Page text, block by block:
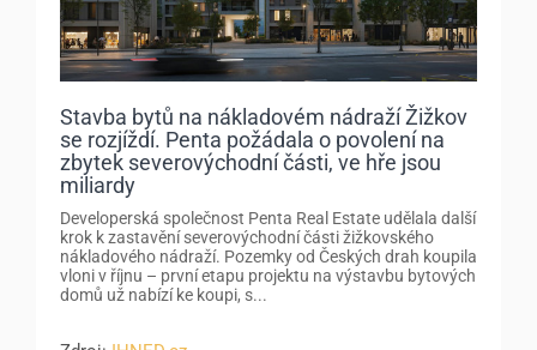
Stavba bytů na nákladovém nádraží Žižkov
se rozjíždí. Penta požádala o povolení na
zbytek severovýchodní části, ve hře jsou
miliardy
Developerská společnost Penta Real Estate udělala další
krok k zastavění severovýchodní části žižkovského
nákladového nádraží. Pozemky od Českých drah koupila
vloni v říjnu – první etapu projektu na výstavbu bytových
domů už nabízí ke koupi, s...